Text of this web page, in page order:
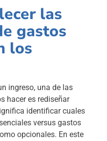
las
gastos
los
ingreso, una de las
hacer es rediseñar
identificar cuales
versus gastos
opcionales. En este